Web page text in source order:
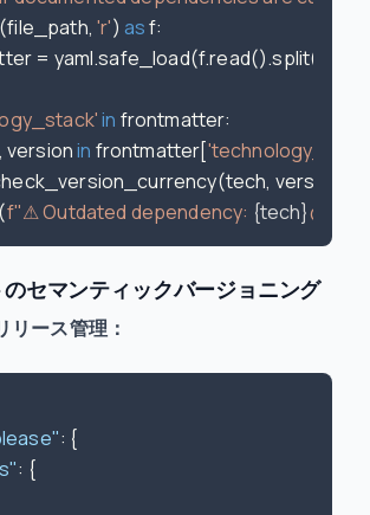
(file_path, 'r') as f:
= yaml.safe_load(f.read().split(
in frontmatter:
version in frontmatter[
version):
(f"⚠ Outdated dependency: {tech}@
のセマンティックバージョニング
リース管理：
: {
: {